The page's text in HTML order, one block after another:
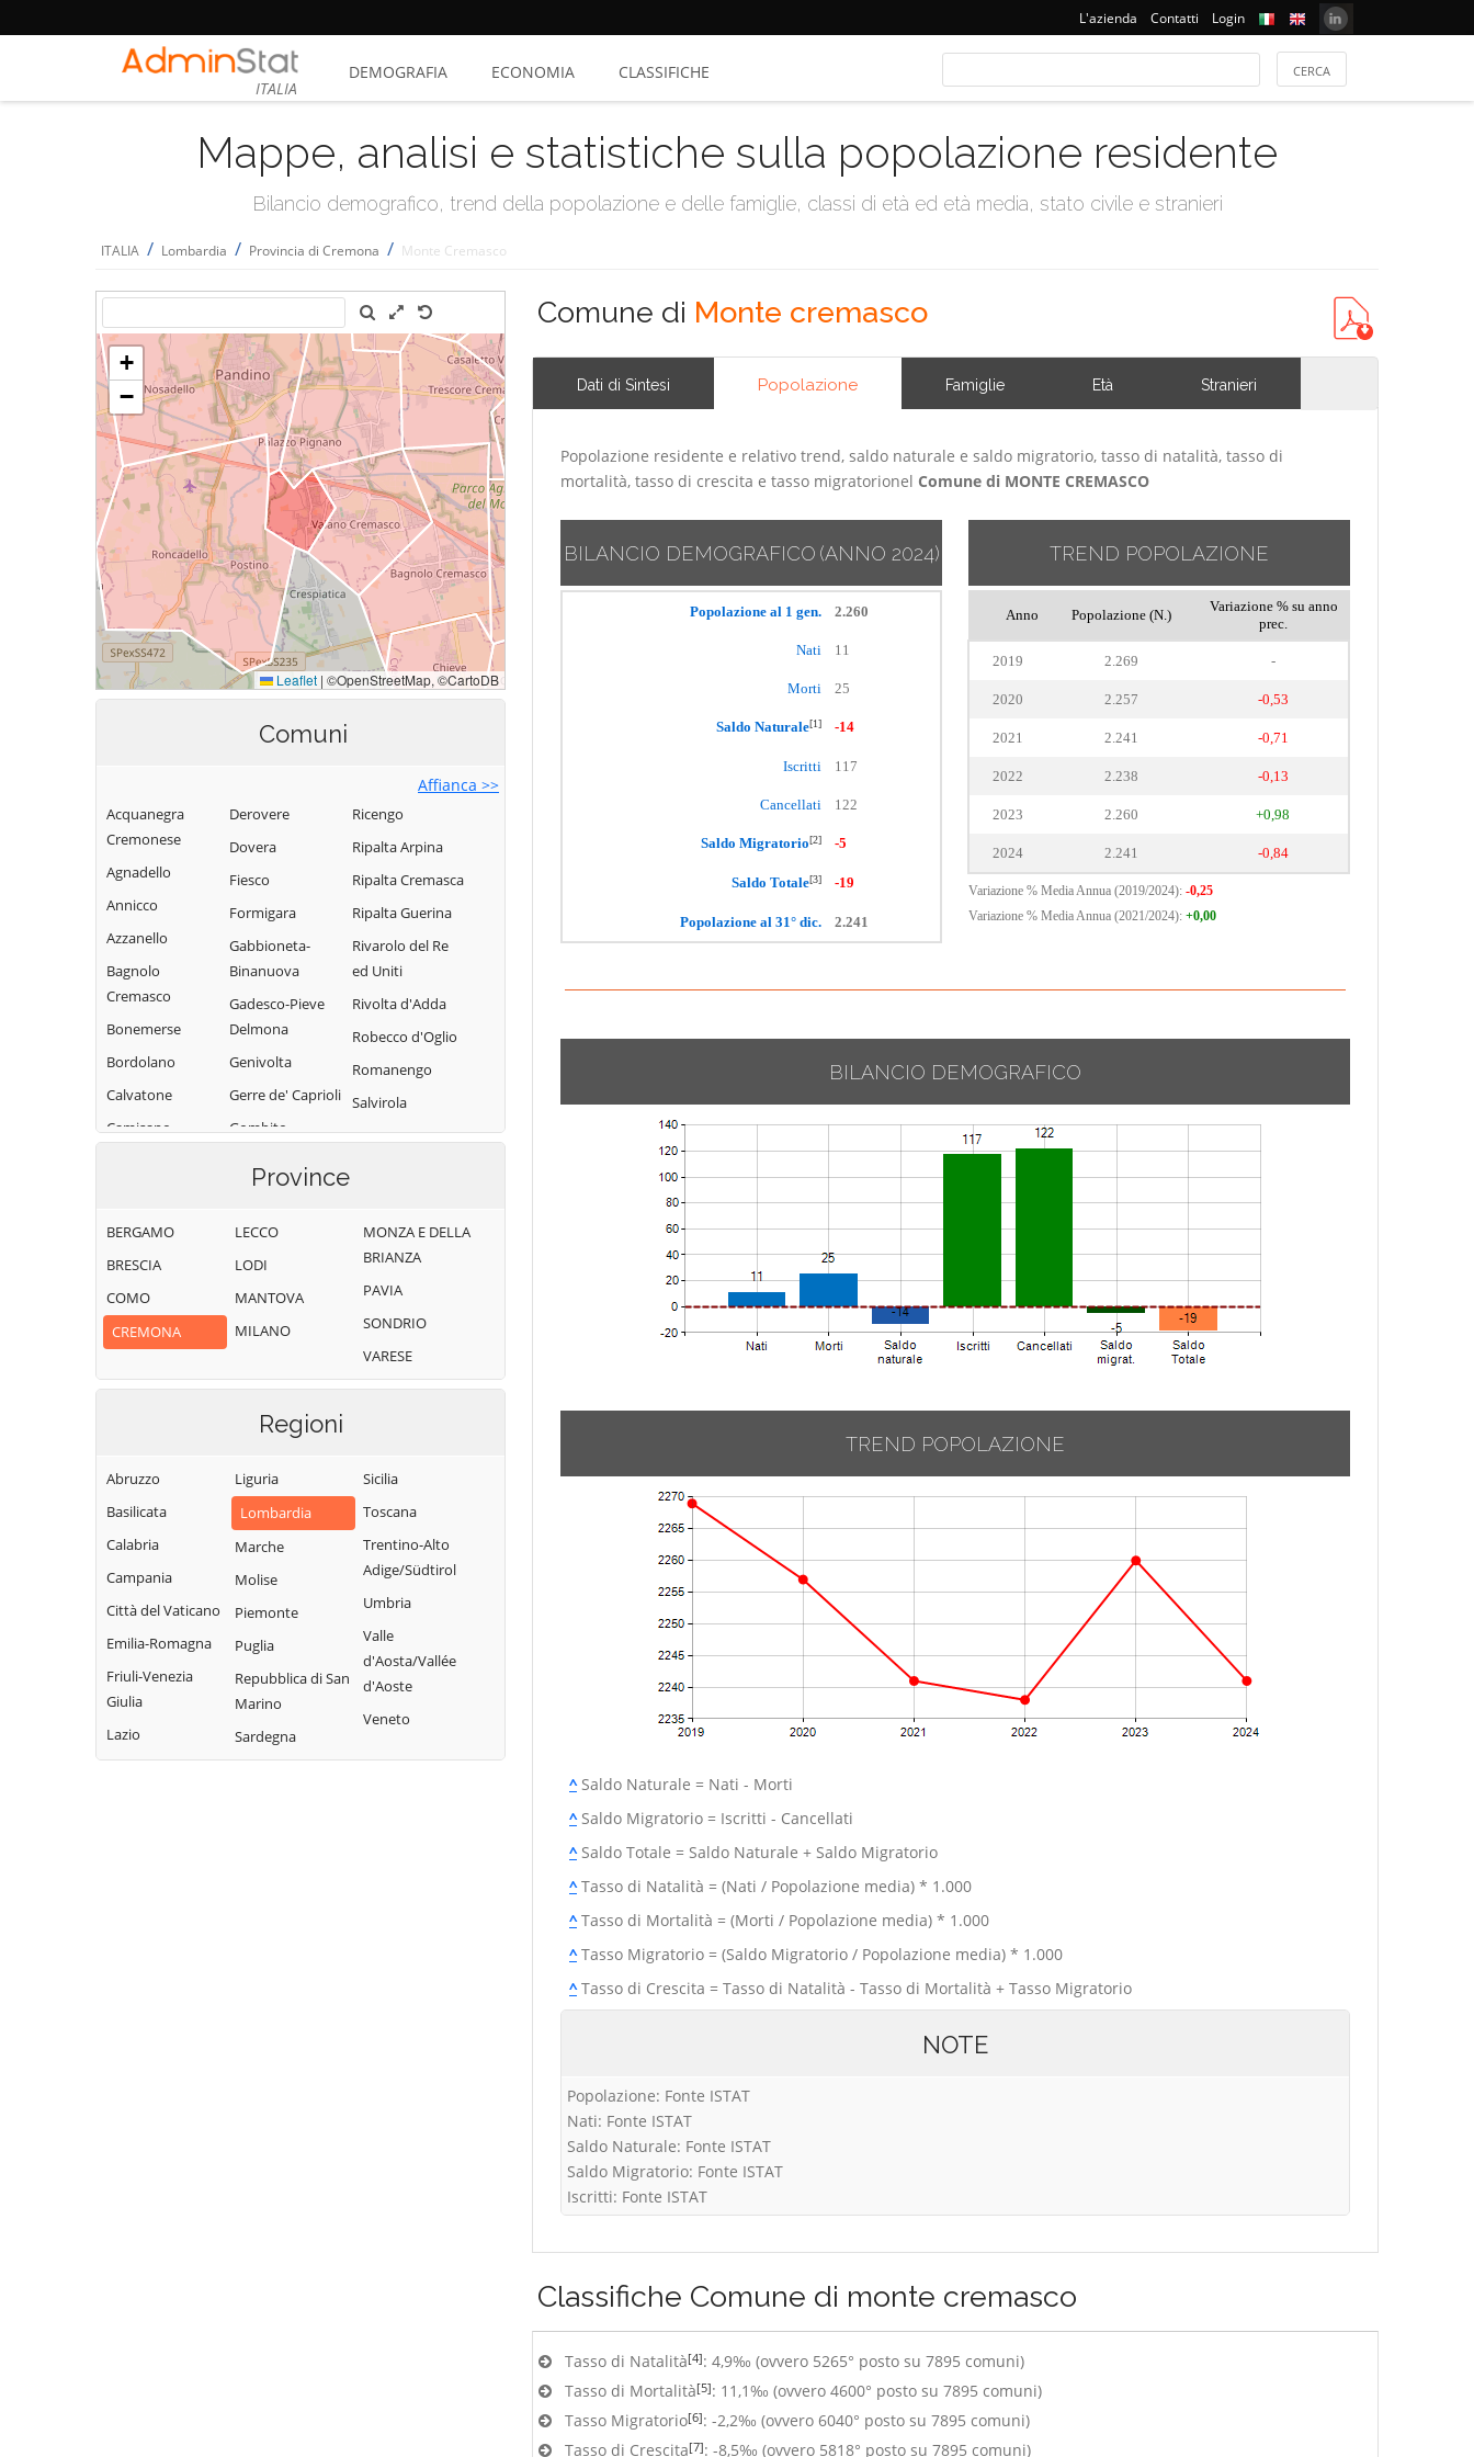
L'azienda Contatti Login
ITALIA
DEMOGRAFIA ECONOMIA CLASSIFICHE
Mappe, analisi e statistiche sulla popolazione residente
Bilancio demografico, trend della popolazione e delle famiglie, classi di età ed età media, stato civile e stranieri
ITALIA / Lombardia / Provincia di Cremona / Monte Cremasco
Comuni
Affianca >>
Acquanegra
Cremonese
Agnadello
Annicco
Azzanello
Bagnolo
Cremasco
Bonemerse
Bordolano
Calvatone
Camisano
Cantone
Cappella de'
Picenardi
Vidolasco
Casaletto
Ceredano
Casaletto di
Sopra
Casaletto Vaprio
Casalmaggiore
Casalmorano
Castel Gabbiano
Casteldidone
Derovere
Dovera
Fiesco
Formigara
Gabbioneta-
Binanuova
Gadesco-Pieve
Delmona
Genivolta
Gerre de' Caprioli
Gombito
Uniti
Gussola
Isola Dovarese
Izano
Madignano
Martignana di Po
Monte
Cremasco
Montodine
Ostiano
Paderno
Ponchielli
Ricengo
Ripalta Arpina
Ripalta Cremasca
Ripalta Guerina
Rivarolo del Re
ed Uniti
Rivolta d'Adda
Robecco d'Oglio
Romanengo
Salvirola
San Bassano
Croce
San Martino del
Lago
Scandolara
Scandolara Ripa
Solarolo Rainerio
Soncino
Soresina
Sospiro
Spinadesco
Spineda
Spino d'Adda
Stagno
Province
BERGAMO
BRESCIA
COMO
CREMONA
LECCO
LODI
MANTOVA
MILANO
MONZA E DELLA
BRIANZA
PAVIA
SONDRIO
VARESE
Regioni
Abruzzo
Basilicata
Calabria
Campania
Città del Vaticano
Emilia-Romagna
Friuli-Venezia
Giulia
Lazio
Liguria
Lombardia
Marche
Molise
Piemonte
Puglia
Repubblica di San
Marino
Sardegna
Sicilia
Toscana
Trentino-Alto
Adige/Südtirol
Umbria
Valle
d'Aosta/Vallée
d'Aoste
Veneto
Comune di Monte cremasco
Dati di Sintesi Popolazione Famiglie Età Stranieri
Popolazione residente e relativo trend, saldo naturale e saldo migratorio, tasso di natalità, tasso di
mortalità, tasso di crescita e tasso migratorionel Comune di MONTE CREMASCO
BILANCIO DEMOGRAFICO (ANNO 2024)
Popolazione al 1 gen. 2.260
Nati 11
Morti 25
Saldo Naturale[1] -14
Iscritti 117
Cancellati 122
Saldo Migratorio[2] -5
Saldo Totale[3] -19
Popolazione al 31° dic. 2.241
TREND POPOLAZIONE
Anno Popolazione (N.)
Variazione % su anno
prec.
2019 2.269 -
2020 2.257 -0,53
2021 2.241 -0,71
2022 2.238 -0,13
2023 2.260 +0,98
2024 2.241 -0,84
Variazione % Media Annua (2019/2024): -0,25
Variazione % Media Annua (2021/2024): +0,00
BILANCIO DEMOGRAFICO
TREND POPOLAZIONE
^Saldo Naturale = Nati - Morti
^Saldo Migratorio = Iscritti - Cancellati
^Saldo Totale = Saldo Naturale + Saldo Migratorio
^Tasso di Natalità = (Nati / Popolazione media) * 1.000
^Tasso di Mortalità = (Morti / Popolazione media) * 1.000
^Tasso Migratorio = (Saldo Migratorio / Popolazione media) * 1.000
^Tasso di Crescita = Tasso di Natalità - Tasso di Mortalità + Tasso Migratorio
NOTE
Popolazione: Fonte ISTAT
Nati: Fonte ISTAT
Saldo Naturale: Fonte ISTAT
Saldo Migratorio: Fonte ISTAT
Iscritti: Fonte ISTAT
Classifiche Comune di monte cremasco
Tasso di Natalità[4]: 4,9‰ (ovvero 5265° posto su 7895 comuni)
Tasso di Mortalità[5]: 11,1‰ (ovvero 4600° posto su 7895 comuni)
Tasso Migratorio[6]: -2,2‰ (ovvero 6040° posto su 7895 comuni)
Tasso di Crescita[7]: -8,5‰ (ovvero 5818° posto su 7895 comuni)